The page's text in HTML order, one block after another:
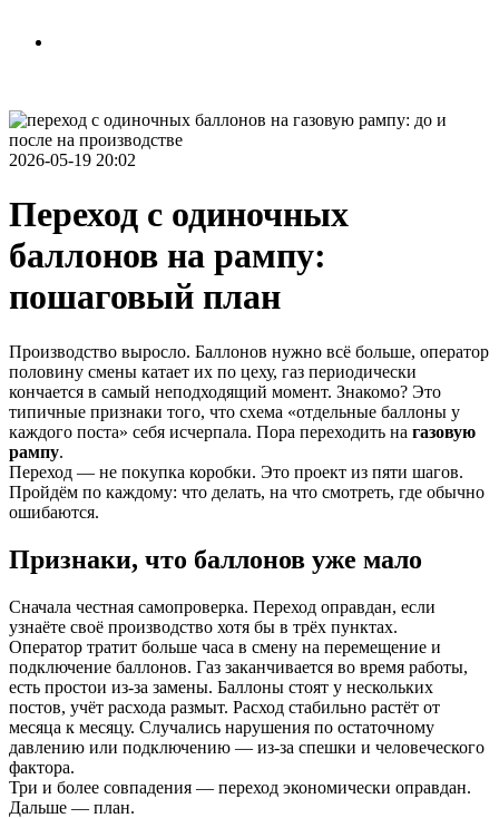
2026-05-19 20:02
Переход с одиночных
баллонов на рампу:
пошаговый план
Производство выросло. Баллонов нужно всё больше, оператор
половину смены катает их по цеху, газ периодически
кончается в самый неподходящий момент. Знакомо? Это
типичные признаки того, что схема «отдельные баллоны у
каждого поста» себя исчерпала. Пора переходить на газовую
рампу.
Переход — не покупка коробки. Это проект из пяти шагов.
Пройдём по каждому: что делать, на что смотреть, где обычно
ошибаются.
Признаки, что баллонов уже мало
Сначала честная самопроверка. Переход оправдан, если
узнаёте своё производство хотя бы в трёх пунктах.
Оператор тратит больше часа в смену на перемещение и
подключение баллонов. Газ заканчивается во время работы,
есть простои из-за замены. Баллоны стоят у нескольких
постов, учёт расхода размыт. Расход стабильно растёт от
месяца к месяцу. Случались нарушения по остаточному
давлению или подключению — из-за спешки и человеческого
фактора.
Три и более совпадения — переход экономически оправдан.
Дальше — план.